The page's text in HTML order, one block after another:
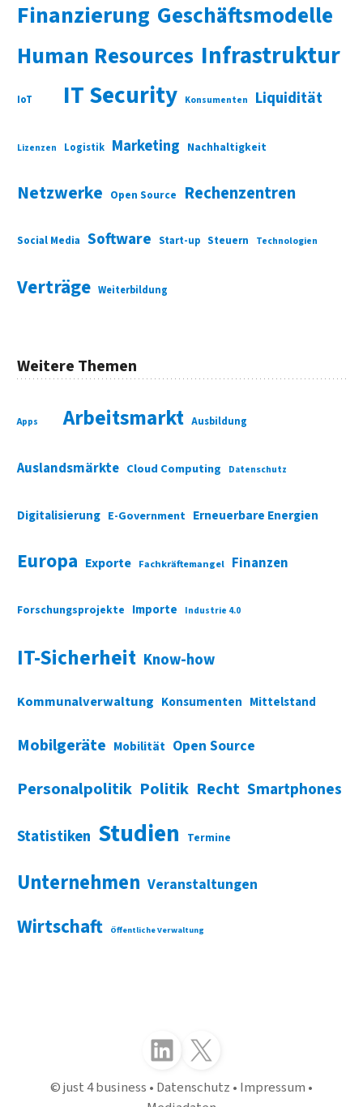
Finanzierung Geschäftsmodelle
Human Resources Infrastruktur
IoT IT Security Konsumenten Liquidität
Lizenzen Logistik Marketing Nachhaltigkeit
Netzwerke Open Source Rechenzentren
Social Media Software Start-up Steuern Technologien
Verträge Weiterbildung
Weitere Themen
Apps Arbeitsmarkt Ausbildung
Auslandsmärkte Cloud Computing Datenschutz
Digitalisierung E-Government Erneuerbare Energien
Europa Exporte Fachkräftemangel Finanzen
Forschungsprojekte Importe Industrie 4.0
IT-Sicherheit Know-how
Kommunalverwaltung Konsumenten Mittelstand
Mobilgeräte Mobilität Open Source
Personalpolitik Politik Recht Smartphones
Statistiken Studien Termine
Unternehmen Veranstaltungen
Wirtschaft Öffentliche Verwaltung
Folgen Sie uns auf LinkedInFolgen Sie uns auf X (Twitter)
just 4 business Datenschutz Impressum